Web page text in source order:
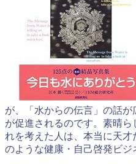
が、「水からの伝言」の話
が促進されるのです。素晴
れを考えた人は、本当に天
のような健康・自己啓発ビジ